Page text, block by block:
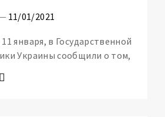
11/01/2021
января, в Государственной
Украины сообщили о том,